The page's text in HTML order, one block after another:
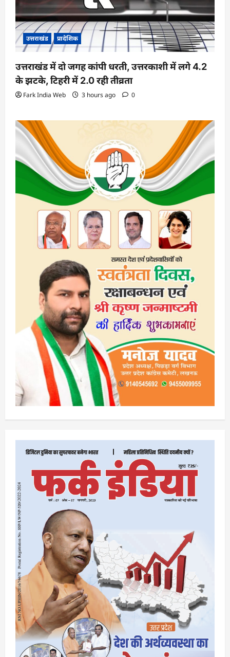
उत्तराखंड प्रादेशिक
उत्तराखंड में दो जगह कांपी धरती, उत्तरकाशी में लगे 4.2
के झटके, टिहरी में 2.0 रही तीव्रता
Fark India Web 3 hours ago 0